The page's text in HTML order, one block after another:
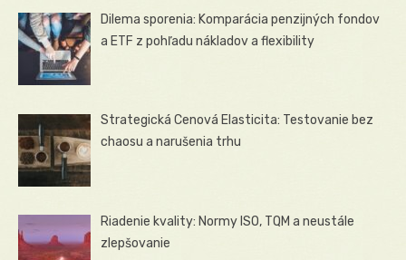
Dilema sporenia: Komparácia penzijných fondov
a ETF z pohľadu nákladov a flexibility
Strategická Cenová Elasticita: Testovanie bez
chaosu a narušenia trhu
Riadenie kvality: Normy ISO, TQM a neustále
zlepšovanie